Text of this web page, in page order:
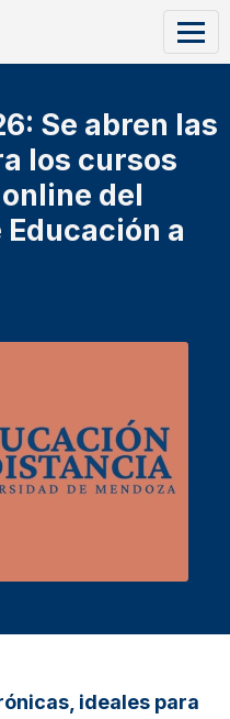
Se abren las
los cursos
del
a
ideales para